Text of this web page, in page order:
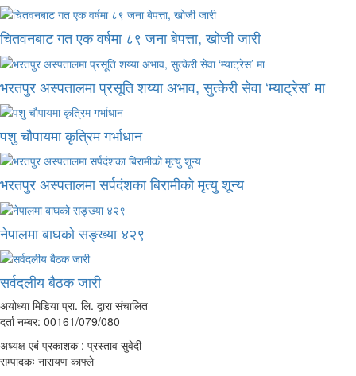
चितवनबाट गत एक वर्षमा ८९ जना बेपत्ता, खोजी जारी
भरतपुर अस्पतालमा प्रसूति शय्या अभाव, सुत्केरी सेवा ‘म्याट्रेस’ मा
पशु चौपायमा कृत्रिम गर्भाधान
भरतपुर अस्पतालमा सर्पदंशका बिरामीको मृत्यु शून्य
नेपालमा बाघको सङ्ख्या ४२९
सर्वदलीय बैठक जारी
अयोध्या मिडिया प्रा. लि. द्वारा संचालित
दर्ता नम्बर: 00161/079/080
अध्यक्ष एबं प्रकाशक : प्रस्ताव सुवेदी
सम्पादकः नारायण काफ्ले